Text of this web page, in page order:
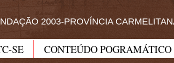
2003-PROVÍNCIA
SE
CONTEÚDO POGRAMÁTICO